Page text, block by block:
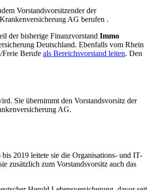
Vorstandsvorsitzender der
AG berufen .
der bisherige Finanzvorstand Immo
Deutschland. Ebenfalls vom Rhein
Freie Berufe als Bereichsvorstand leiten. Den
Sie übernimmt den Vorstandsvorsitz der
AG.
2019 leitete sie die Organisations- und IT-
zusätzlich zum Vorstandsvorsitz auch das